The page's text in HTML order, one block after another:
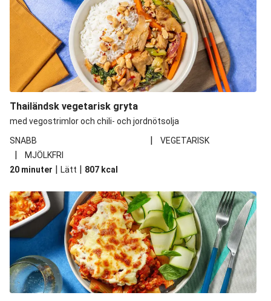
Thailändsk vegetarisk gryta
med vegostrimlor och chili- och jordnötsolja
SNABB
| VEGETARISK
|
MJÖLKFRI
20 minuter | Lätt | 807 kcal